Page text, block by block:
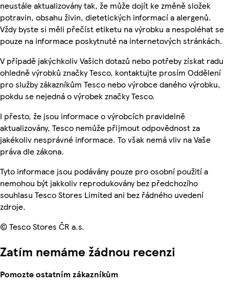
neustále aktualizovány tak, že může dojít ke změně složek
potravin, obsahu živin, dietetických informací a alergenů.
Vždy byste si měli přečíst etiketu na výrobku a nespoléhat se
pouze na informace poskytnuté na internetových stránkách.
V případě jakýchkoliv Vašich dotazů nebo potřeby získat radu
ohledně výrobků značky Tesco, kontaktujte prosím Oddělení
pro služby zákazníkům Tesco nebo výrobce daného výrobku,
pokdu se nejedná o výrobek značky Tesco.
I přesto, že jsou informace o výrobcích pravidelně
aktualizovány, Tesco nemůže přijmout odpovědnost za
jakékoliv nesprávné informace. To však nemá vliv na Vaše
práva dle zákona.
Tyto informace jsou podávány pouze pro osobní použití a
nemohou být jakkoliv reprodukovány bez předchozího
souhlasu Tesco Stores Limited ani bez řádného uvedení
zdroje.
© Tesco Stores ČR a.s.
Zatím nemáme žádnou recenzi
Pomozte ostatním zákazníkům